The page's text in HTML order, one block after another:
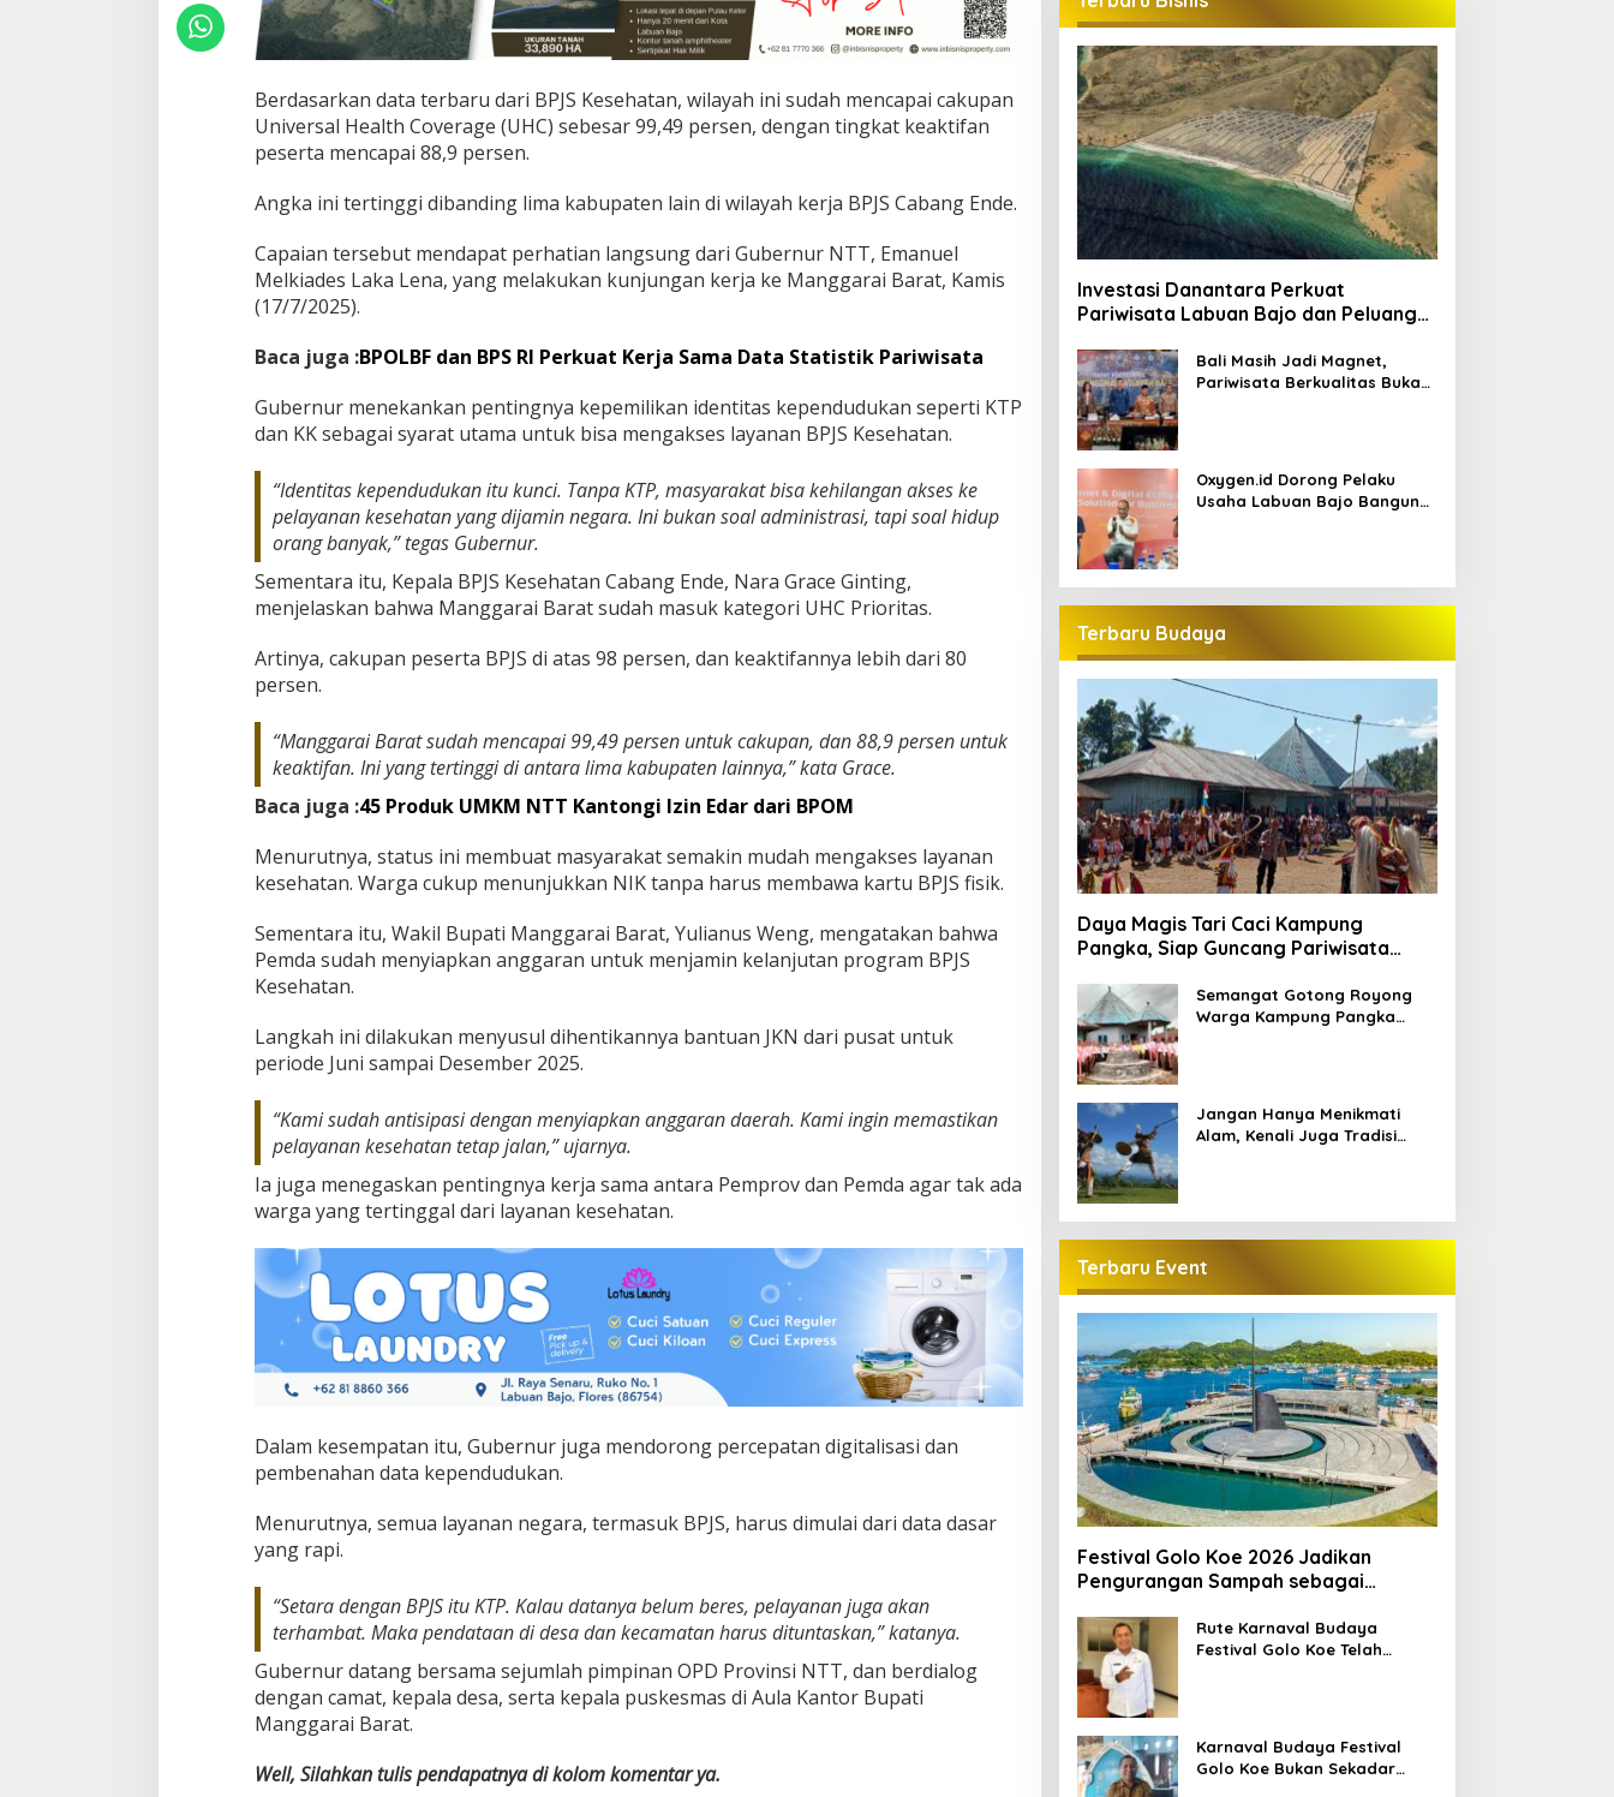
Berdasarkan data terbaru dari BPJS Kesehatan, wilayah ini sudah mencapai cakupan
Universal Health Coverage (UHC) sebesar 99,49 persen, dengan tingkat keaktifan
peserta mencapai 88,9 persen.
Angka ini tertinggi dibanding lima kabupaten lain di wilayah kerja BPJS Cabang Ende.
Capaian tersebut mendapat perhatian langsung dari Gubernur NTT, Emanuel
Melkiades Laka Lena, yang melakukan kunjungan kerja ke Manggarai Barat, Kamis
(17/7/2025).
Baca juga :BPOLBF dan BPS RI Perkuat Kerja Sama Data Statistik Pariwisata
Gubernur menekankan pentingnya kepemilikan identitas kependudukan seperti KTP
dan KK sebagai syarat utama untuk bisa mengakses layanan BPJS Kesehatan.
“Identitas kependudukan itu kunci. Tanpa KTP, masyarakat bisa kehilangan akses ke
pelayanan kesehatan yang dijamin negara. Ini bukan soal administrasi, tapi soal hidup
orang banyak,” tegas Gubernur.
Sementara itu, Kepala BPJS Kesehatan Cabang Ende, Nara Grace Ginting,
menjelaskan bahwa Manggarai Barat sudah masuk kategori UHC Prioritas.
Artinya, cakupan peserta BPJS di atas 98 persen, dan keaktifannya lebih dari 80
persen.
“Manggarai Barat sudah mencapai 99,49 persen untuk cakupan, dan 88,9 persen untuk
keaktifan. Ini yang tertinggi di antara lima kabupaten lainnya,” kata Grace.
Baca juga :45 Produk UMKM NTT Kantongi Izin Edar dari BPOM
Menurutnya, status ini membuat masyarakat semakin mudah mengakses layanan
kesehatan. Warga cukup menunjukkan NIK tanpa harus membawa kartu BPJS fisik.
Sementara itu, Wakil Bupati Manggarai Barat, Yulianus Weng, mengatakan bahwa
Pemda sudah menyiapkan anggaran untuk menjamin kelanjutan program BPJS
Kesehatan.
Langkah ini dilakukan menyusul dihentikannya bantuan JKN dari pusat untuk
periode Juni sampai Desember 2025.
“Kami sudah antisipasi dengan menyiapkan anggaran daerah. Kami ingin memastikan
pelayanan kesehatan tetap jalan,” ujarnya.
Ia juga menegaskan pentingnya kerja sama antara Pemprov dan Pemda agar tak ada
warga yang tertinggal dari layanan kesehatan.
Dalam kesempatan itu, Gubernur juga mendorong percepatan digitalisasi dan
pembenahan data kependudukan.
Menurutnya, semua layanan negara, termasuk BPJS, harus dimulai dari data dasar
yang rapi.
“Setara dengan BPJS itu KTP. Kalau datanya belum beres, pelayanan juga akan
terhambat. Maka pendataan di desa dan kecamatan harus dituntaskan,” katanya.
Gubernur datang bersama sejumlah pimpinan OPD Provinsi NTT, dan berdialog
dengan camat, kepala desa, serta kepala puskesmas di Aula Kantor Bupati
Manggarai Barat.
Well, Silahkan tulis pendapatnya di kolom komentar ya.
Investasi Danantara Perkuat
Pariwisata Labuan Bajo dan Peluang
Bali Masih Jadi Magnet,
Pariwisata Berkualitas Buka
Oxygen.id Dorong Pelaku
Usaha Labuan Bajo Bangun
Terbaru Budaya
Daya Magis Tari Caci Kampung
Pangka, Siap Guncang Pariwisata
Semangat Gotong Royong
Warga Kampung Pangka
Jangan Hanya Menikmati
Alam, Kenali Juga Tradisi
Terbaru Event
Festival Golo Koe 2026 Jadikan
Pengurangan Sampah sebagai
Bajo
Rute Karnaval Budaya
Festival Golo Koe Telah
Karnaval Budaya Festival
Golo Koe Bukan Sekadar